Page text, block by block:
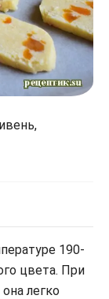
190-
цвета. При
легко